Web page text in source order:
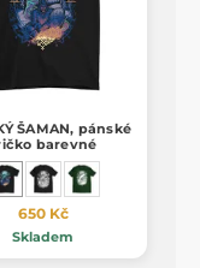
ŠAMAN, pánské
barevné
650 Kč
Skladem